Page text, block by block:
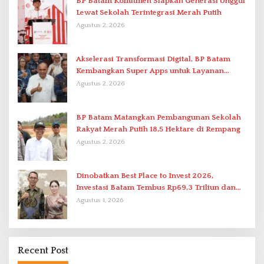
Lewat Sekolah Terintegrasi Merah Putih
Agustus 2, 2026
Akselerasi Transformasi Digital, BP Batam
Kembangkan Super Apps untuk Layanan
Terpadu
Agustus 2, 2026
BP Batam Matangkan Pembangunan Sekolah
Rakyat Merah Putih 18,5 Hektare di Rempang
Agustus 2, 2026
Dinobatkan Best Place to Invest 2026,
Investasi Batam Tembus Rp69,3 Triliun dan
Ekonomi Tumbuh 6,76 Persen
Agustus 1, 2026
Recent Post